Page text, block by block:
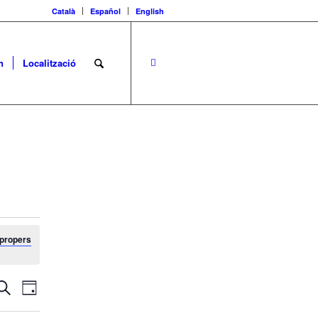
Català Español English
Localització
propers
Navegació
de
Dia